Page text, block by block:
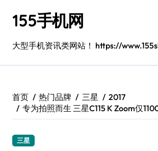
155手机网
大型手机资讯类网站！ https://
首页 热门品牌 三星
2017
专为拍照而生 三星C115 K Zoom仅
三星